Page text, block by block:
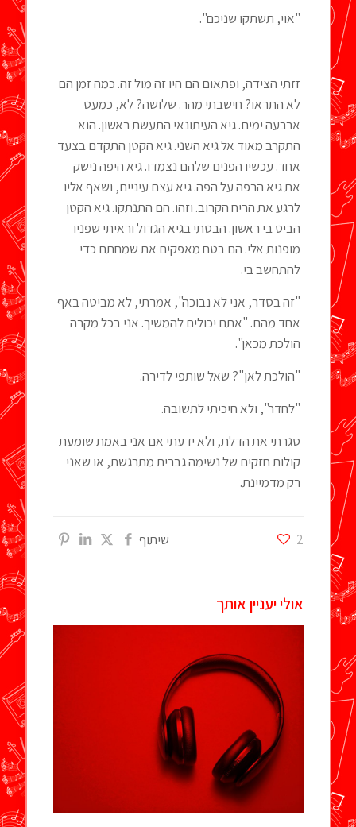
"אוי, תשתקו שניכם".
זזתי הצידה, ופתאום הם היו זה מול זה. כמה זמן הם
לא התראו? חישבתי מהר. שלושה? לא, כמעט
ארבעה ימים. גיא העיתונאי התעשת ראשון. הוא
התקרב מאוד אל גיא השני. גיא הקטן התקדם בצעד
אחד. עכשיו הפנים שלהם נצמדו. גיא היפה נישק
את גיא הרפה על הפה. גיא עצם עיניים, ושאף אליו
לרגע את הריח הקרוב. וזהו. הם התנתקו. גיא הקטן
הביט בי ראשון. הבטתי בגיא הגדול וראיתי שפניו
מופנות אלי. הם בטח מאפקים את שמחתם כדי
להתחשב בי.
"זה בסדר, אני לא נבוכה", אמרתי, לא מביטה באף
אחד מהם. "אתם יכולים להמשיך. אני בכל מקרה
הולכת מכאן".
"הולכת לאן"? שאל שותפי לדירה.
"לחדר", ולא חיכיתי לתשובה.
סגרתי את הדלת, ולא ידעתי אם אני באמת שומעת
קולות חזקים של נשימה גברית מתרגשת, או שאני
רק מדמיינת.
שיתוף 2
אולי יעניין אותך